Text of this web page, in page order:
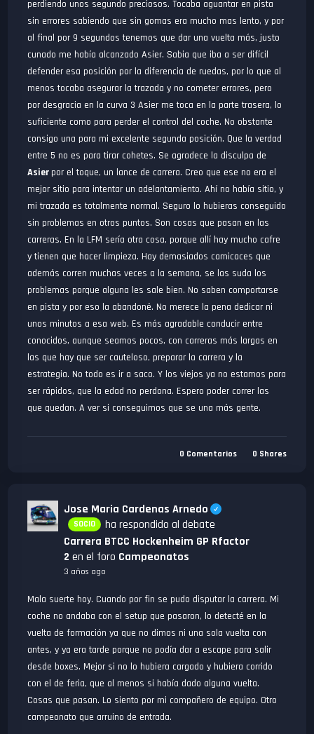
todas las fases de la carrera. Y la transmisión que de la misma
se hizo otro lujo. Con solo 5 pilotos corriendo le dimos chicha.
Gran trabajo también de
perdiendo unos segundo preciosos. Tocaba aguantar en pista
sin errores sabiendo que sin gomas era mucho mas lento, y por
al final por 9 segundos tenemos que dar una vuelta más, justo
cunado me había alcanzado Asier. Sabia que iba a ser difícil
defender esa posición por la diferencia de ruedas, por lo que al
menos tocaba asegurar la trazada y no cometer errores, pero
por desgracia en la curva 3 Asier me toca en la parte trasera, lo
suficiente como para perder el control del coche. No obstante
consigo una para mi excelente segunda posición. Que la verdad
entre 5 no es para tirar cohetes. Se agradece la disculpa de
Asier por el toque, un lance de carrera. Creo que ese no era el
mejor sitio para intentar un adelantamiento. Ahí no había sitio, y
mi trazada es totalmente normal. Seguro lo hubieras conseguido
sin problemas en otros puntos. Son cosas que pasan en las
carreras. En la LFM sería otra cosa, porque allí hay mucho cafre
y tienen que hacer limpieza. Hay demasiados camicaces que
además corren muchas veces a la semana, se las suda los
problemas porque alguna les sale bien. No saben comportarse
en pista y por eso la abandoné. No merece la pena dedicar ni
unos minutos a esa web. Es más agradable conducir entre
conocidos, aunque seamos pocos, con carreras más largas en
las que hay que ser cauteloso, preparar la carrera y la
estrategia. No todo es ir a saco. Y los viejos ya no estamos para
ser rápidos, que la edad no perdona. Espero poder correr las
que quedan. A ver si conseguimos que se una más gente.
0 Comentarios 0 Shares
Jose Maria Cardenas Arnedo
SOCIO
ha respondido al debate
Carrera BTCC Hockenheim GP Rfactor
2 en el foro Campeonatos
3 años ago
Mala suerte hoy. Cuando por fin se pudo disputar la carrera. Mi
coche no andaba con el setup que pasaron, lo detecté en la
vuelta de formación ya que no dimos ni una sola vuelta con
antes, y ya era tarde porque no podía dar a escape para salir
desde boxes. Mejor si no lo hubiera cargado y hubiera corrido
con el de feria, que al menos si había dado alguna vuelta.
Cosas que pasan. Lo siento por mi compañero de equipo. Otro
campeonato que arruino de entrada.